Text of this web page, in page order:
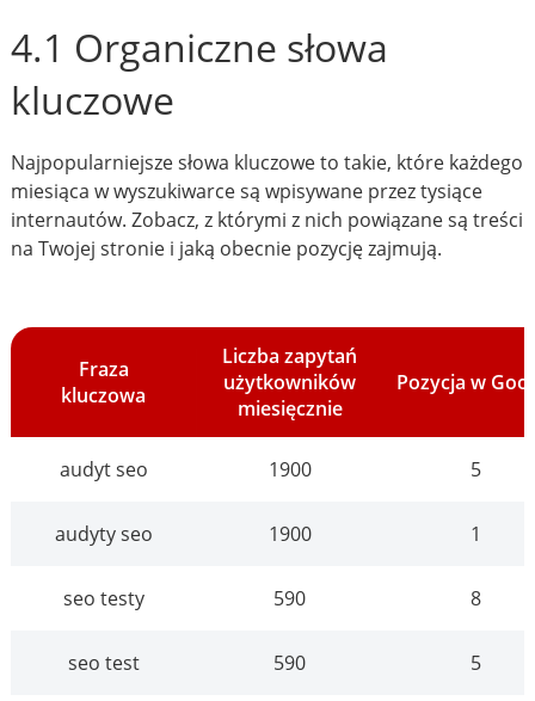
4.1 Organiczne słowa
kluczowe
Najpopularniejsze słowa kluczowe to takie, które każdego
miesiąca w wyszukiwarce są wpisywane przez tysiące
internautów. Zobacz, z którymi z nich powiązane są treści
na Twojej stronie i jaką obecnie pozycję zajmują.
Fraza
kluczowa
Liczba zapytań
użytkowników
miesięcznie
Pozycja w
audyt seo 1900 5
audyty seo 1900 1
seo testy 590 8
seo test 590 5